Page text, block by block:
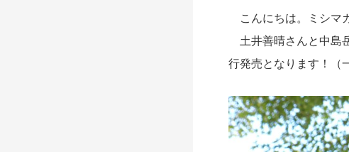
こんにちは。ミシマ
土井善晴さんと中島
行発売となります！（